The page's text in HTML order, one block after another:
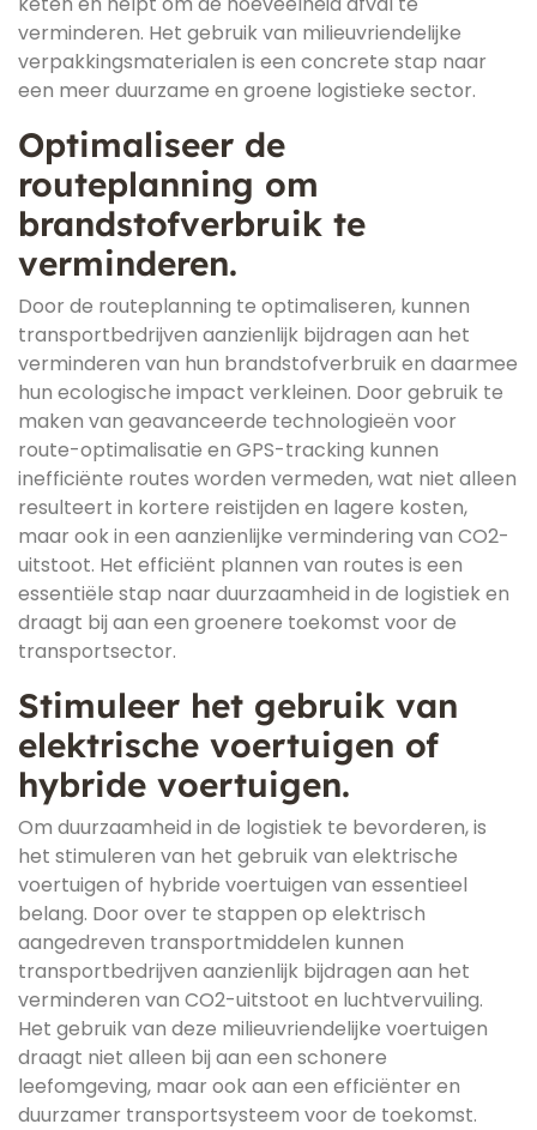
verminderen. Het gebruik van milieuvriendelijke
verpakkingsmaterialen is een concrete stap naar
een meer duurzame en groene logistieke sector.
Optimaliseer de
routeplanning om
brandstofverbruik te
verminderen.
Door de routeplanning te optimaliseren, kunnen
transportbedrijven aanzienlijk bijdragen aan het
verminderen van hun brandstofverbruik en daarmee
hun ecologische impact verkleinen. Door gebruik te
maken van geavanceerde technologieën voor
route-optimalisatie en GPS-tracking kunnen
inefficiënte routes worden vermeden, wat niet alleen
resulteert in kortere reistijden en lagere kosten,
maar ook in een aanzienlijke vermindering van CO2-
uitstoot. Het efficiënt plannen van routes is een
essentiële stap naar duurzaamheid in de logistiek en
draagt bij aan een groenere toekomst voor de
transportsector.
Stimuleer het gebruik van
elektrische voertuigen of
hybride voertuigen.
Om duurzaamheid in de logistiek te bevorderen, is
het stimuleren van het gebruik van elektrische
voertuigen of hybride voertuigen van essentieel
belang. Door over te stappen op elektrisch
aangedreven transportmiddelen kunnen
transportbedrijven aanzienlijk bijdragen aan het
verminderen van CO2-uitstoot en luchtvervuiling.
Het gebruik van deze milieuvriendelijke voertuigen
draagt niet alleen bij aan een schonere
leefomgeving, maar ook aan een efficiënter en
duurzamer transportsysteem voor de toekomst.